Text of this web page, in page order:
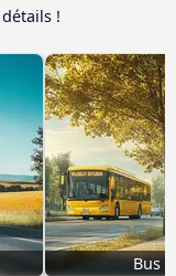
!
Bus